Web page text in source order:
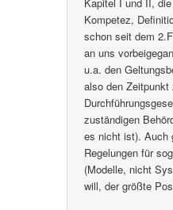
Kompetez,
schon seit dem
an uns
u.a. den
also den
zuständigen
es nicht ist). Auch
Regelungen für
(Modelle, nicht
will, der größte